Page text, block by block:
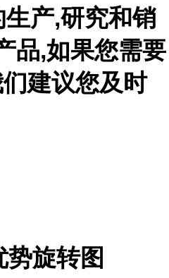
产,研究和销
品,如果您需要
建议您及时